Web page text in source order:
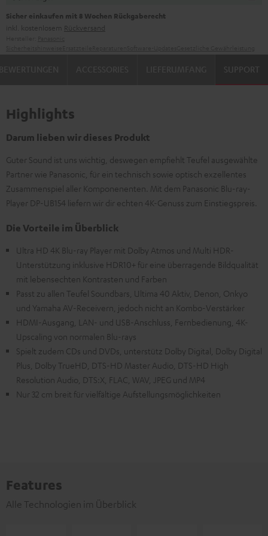
Sicher einkaufen mit 8 Wochen Rückgaberecht
inkl. kostenlosem Rückversand
SUPPORT
Highlights
Darum lieben wir dieses Produkt
Guter Sound ist uns wichtig, deswegen empfiehlt Teufel ausgewählte
Partner wie Panasonic, für ein technisch sowie optisch exzellentes
Zusammenspiel aller Komponenenten. Mit dem Panasonic Blu-ray-
Player DP-UB154 liefern wir dir echten 4K-Genuss zum Einstiegspreis.
Die Vorteile im Überblick
Ultra HD 4K Blu-ray Player mit Dolby Atmos und Multi HDR-
Unterstützung inklusive HDR10+ für eine überragende Bildqualität
mit lebensechten Kontrasten und Farben
Passt zu allen Teufel Soundbars, Ultima 40 Aktiv, Denon, Onkyo
und Yamaha AV-Receivern, jedoch nicht an Kombo-Verstärker
HDMI-Ausgang, LAN- und USB-Anschluss, Fernbedienung, 4K-
Upscaling von normalen Blu-rays
Spielt zudem CDs und DVDs, unterstütz Dolby Digital, Dolby Digital
Plus, Dolby TrueHD, DTS-HD Master Audio, DTS-HD High
Resolution Audio, DTS:X, FLAC, WAV, JPEG und MP4
Nur 32 cm breit für vielfältige Aufstellungsmöglichkeiten
Features
Alle Technologien im Überblick